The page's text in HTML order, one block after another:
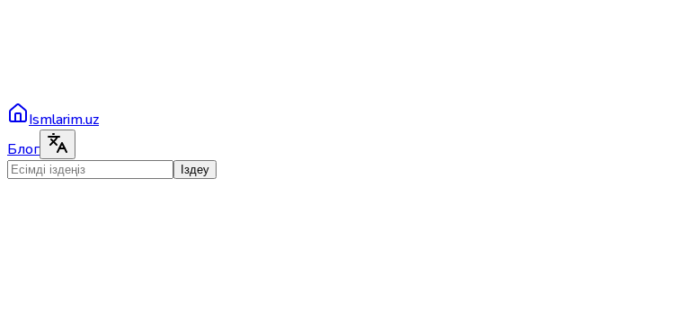
Ismlarim.uz
Блог
Іздеу